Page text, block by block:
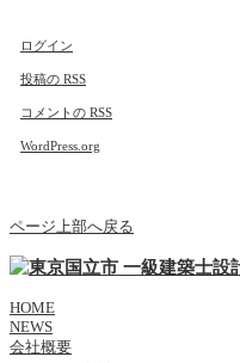
ログイン
投稿の RSS
コメントの RSS
WordPress.org
ページ上部へ戻る
HOME
NEWS
会社概要